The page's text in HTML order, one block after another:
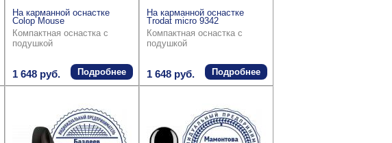
На карманной оснастке
Colop Mouse
Компактная оснастка с
подушкой
1 648 руб. Подробнее
На карманной оснастке
Trodat micro 9342
Компактная оснастка с
подушкой
1 648 руб. Подробнее